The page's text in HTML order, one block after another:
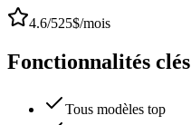
4.6/525$/mois
Fonctionnalités clés
Tous modèles top